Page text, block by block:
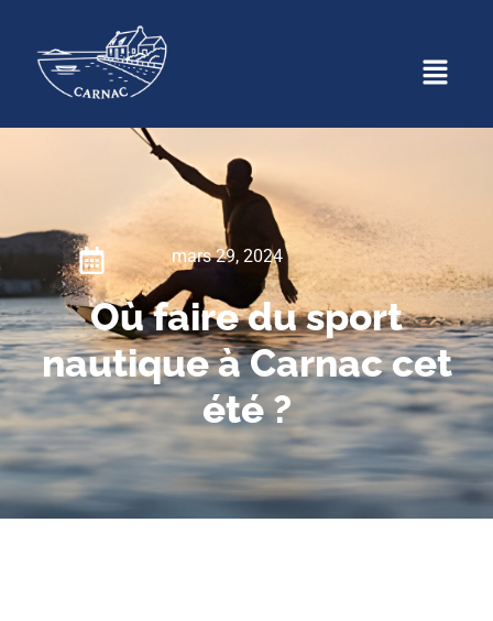
Où faire du sport
nautique à Carnac cet
été ?
mars 29, 2024